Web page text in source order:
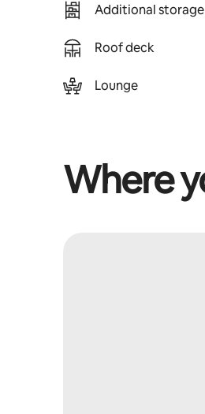
Additional
Roof deck
Lounge
Where